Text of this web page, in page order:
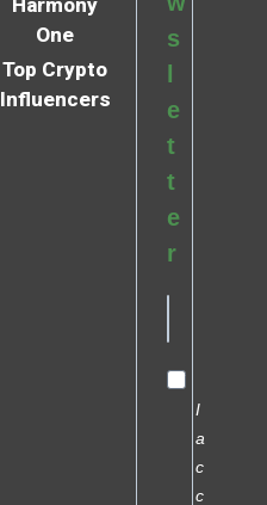
One
Top Crypto
Influencers
s
e
t
t
e
r
I
a
c
c